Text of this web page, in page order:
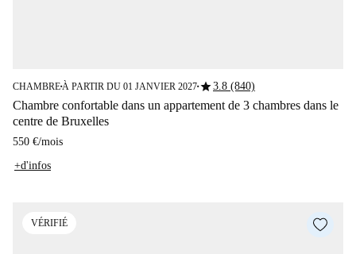
CHAMBRE■À PARTIR DU 01 JANVIER 2027■star3.8 (840)
Chambre confortable dans un appartement de 3 chambres dans le
centre de Bruxelles
550 €/mois
+d'infos
VÉRIFIÉ